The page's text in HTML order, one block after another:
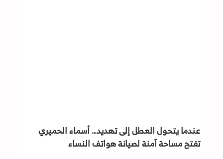
عندما يتحول العطل إلى تهديد… أسماء الحميري
تفتح مساحة آمنة لصيانة هواتف النساء